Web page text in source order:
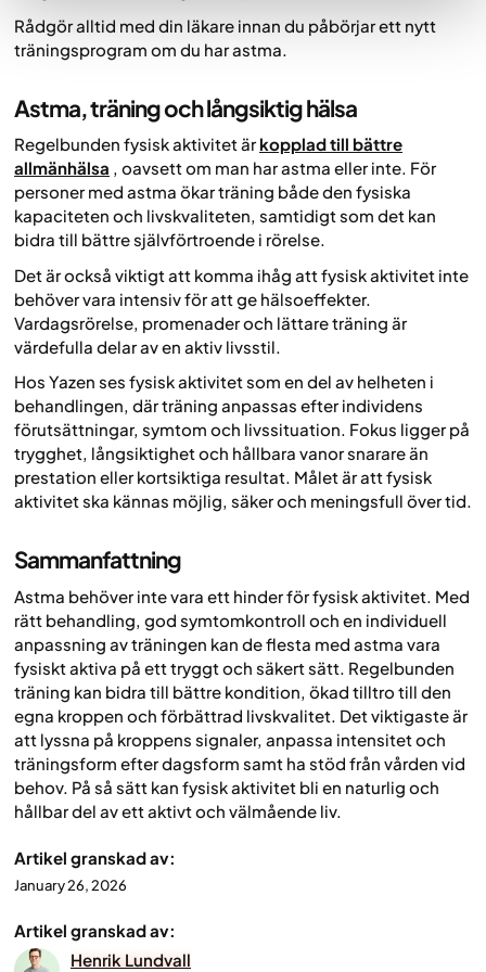
Rådgör alltid med din läkare innan du påbörjar ett nytt
träningsprogram om du har astma.
Astma, träning och långsiktig hälsa
Regelbunden fysisk aktivitet ärkopplad till bättre
allmänhälsa , oavsett om man har astma eller inte. För
personer med astma ökar träning både den fysiska
kapaciteten och livskvaliteten, samtidigt som det kan
bidra till bättre självförtroende i rörelse.
Det är också viktigt att komma ihåg att fysisk aktivitet inte
behöver vara intensiv för att ge hälsoeffekter.
Vardagsrörelse, promenader och lättare träning är
värdefulla delar av en aktiv livsstil.
Hos Yazen ses fysisk aktivitet som en del av helheten i
behandlingen, där träning anpassas efter individens
förutsättningar, symtom och livssituation. Fokus ligger på
trygghet, långsiktighet och hållbara vanor snarare än
prestation eller kortsiktiga resultat. Målet är att fysisk
aktivitet ska kännas möjlig, säker och meningsfull över tid.
Sammanfattning
Astma behöver inte vara ett hinder för fysisk aktivitet. Med
rätt behandling, god symtomkontroll och en individuell
anpassning av träningen kan de flesta med astma vara
fysiskt aktiva på ett tryggt och säkert sätt. Regelbunden
träning kan bidra till bättre kondition, ökad tilltro till den
egna kroppen och förbättrad livskvalitet. Det viktigaste är
att lyssna på kroppens signaler, anpassa intensitet och
träningsform efter dagsform samt ha stöd från vården vid
behov. På så sätt kan fysisk aktivitet bli en naturlig och
hållbar del av ett aktivt och välmående liv.
Artikel granskad av:
January 26, 2026
Artikel granskad av:
Henrik Lundvall